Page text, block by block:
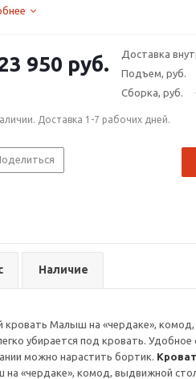
Доставка
Подъем, руб.
Сборка, руб.
950 руб.
Доставка 1-7 рабочих дней.
Наличие
Малыш на «чердаке»,
убирается под кровать. Удобное
можно нарастить бортик.
«чердаке», комод, выдвижной